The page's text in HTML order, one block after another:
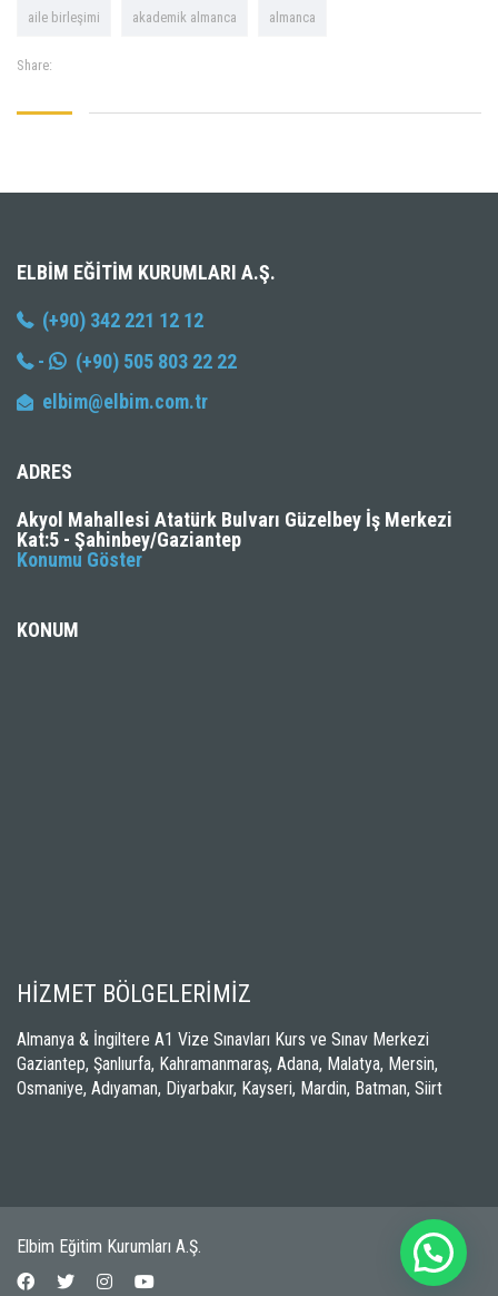
aile birleşimi akademik almanca almanca
Share:
ELBIM EĞITIM KURUMLARI A.Ş.
(+90) 342 221 12 12
-
(+90) 505 803 22 22
elbim@elbim.com.tr
ADRES
Akyol Mahallesi Atatürk Bulvarı Güzelbey İş Merkezi
Kat:5 - Şahinbey/Gaziantep
Konumu Göster
KONUM
HİZMET BÖLGELERİMİZ
Almanya & İngiltere A1 Vize Sınavları Kurs ve Sınav Merkezi
Gaziantep, Şanlıurfa, Kahramanmaraş, Adana, Malatya, Mersin,
Osmaniye, Adıyaman, Diyarbakır, Kayseri, Mardin, Batman, Siirt
Elbim Eğitim Kurumları A.Ş.